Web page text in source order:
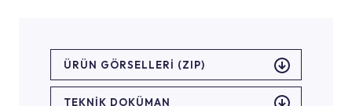
ÜRÜN GÖRSELLERI (ZIP)
TEKNİK DOKÜMAN